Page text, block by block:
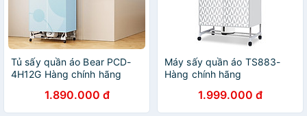
Tủ sấy quần áo Bear PCD-
4H12G Hàng chính hãng
1.890.000 đ
Máy sấy quần áo TS883-
Hàng chính hãng
1.999.000 đ